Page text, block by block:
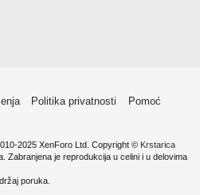
Politika privatnosti
Pomoć
2025 XenForo Ltd. Copyright © Krstarica
Zabranjena je reprodukcija u celini i u delovima
poruka.